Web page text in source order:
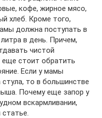
кофе, жирное мясо,
хлеб. Кроме того,
должна поступать в
в день. Причем,
чистой
еще стоит обратить
Если у мамы
то в большинстве
Почему еще запор у
вскармливании,
статье.